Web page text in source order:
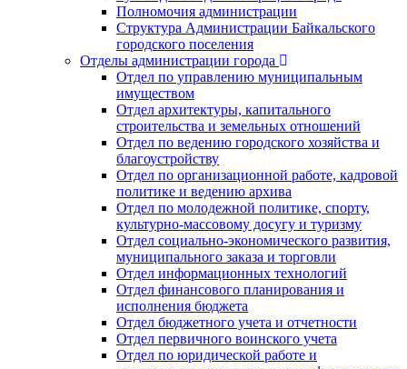
Полномочия администрации
Структура Администрации Байкальского
городского поселения
Отделы администрации города
Отдел по управлению муниципальным
имуществом
Отдел архитектуры, капитального
строительства и земельных отношений
Отдел по ведению городского хозяйства и
благоустройству
Отдел по организационной работе, кадровой
политике и ведению архива
Отдел по молодежной политике, спорту,
культурно-массовому досугу и туризму
Отдел социально-экономического развития,
муниципального заказа и торговли
Отдел информационных технологий
Отдел финансового планирования и
исполнения бюджета
Отдел бюджетного учета и отчетности
Отдел первичного воинского учета
Отдел по юридической работе и